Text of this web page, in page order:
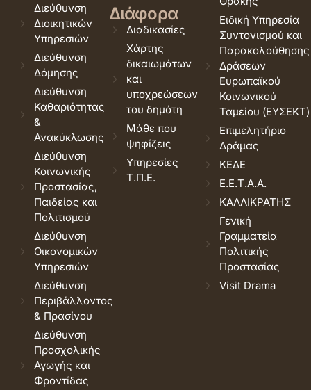
Διεύθυνση
Διοικητικών
Υπηρεσιών
Διεύθυνση
Δόμησης
Διεύθυνση
Καθαριότητας
&
Ανακύκλωσης
Διεύθυνση
Κοινωνικής
Προστασίας,
Παιδείας και
Πολιτισμού
Διεύθυνση
Οικονομικών
Υπηρεσιών
Διεύθυνση
Περιβάλλοντος
& Πρασίνου
Διεύθυνση
Προσχολικής
Αγωγής και
Φροντίδας
Διάφορα
Διαδικασίες
Χάρτης
δικαιωμάτων
και
υποχρεώσεων
του δημότη
Μάθε που
ψηφίζεις
Υπηρεσίες
Τ.Π.Ε.
Ειδική Υπηρεσία
Συντονισμού και
Παρακολούθησης
Δράσεων
Ευρωπαϊκού
Κοινωνικού
Ταμείου (ΕΥΣΕΚΤ)
Επιμελητήριο
Δράμας
ΚΕΔΕ
Ε.Ε.Τ.Α.Α.
ΚΑΛΛΙΚΡΑΤΗΣ
Γενική
Γραμματεία
Πολιτικής
Προστασίας
Visit Drama